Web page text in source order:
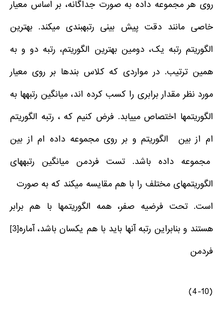
روی هر مجموعه داده به صورت جداگانه، بر اساس معیار
خاصی مانند دقت پیش بینی رتبه­بندی می­کند. بهترین
الگوریتم رتبه یک، دومین بهترین الگوریتم، رتبه دو و به
همین ترتیب. در مواردی که کلاس بندها بر روی معیار
مورد نظر مقدار برابری را کسب کرده اند، میانگین رتبه­ها به
الگوریتم­ها اختصاص می­یابد. فرض کنیم که ، رتبه الگوریتم
ام از بین الگوریتم و بر روی مجموعه داده ام از بین
مجموعه داده باشد. تست فردمن میانگین رتبه­های
الگوریتم­های مختلف را با هم مقایسه می­کند که به صورت
است. تحت فرضیه صفر، همه الگوریتم­ها با هم برابر
هستند و بنابراین رتبه آن­ها باید با هم یکسان باشد، آماره[3]
فردمن
(4-10)